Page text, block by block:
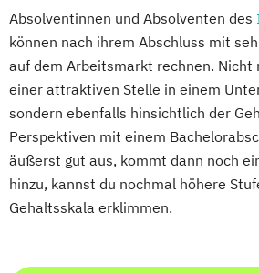
Absolventinnen und Absolventen des
können nach ihrem Abschluss mit
auf dem Arbeitsmarkt rechnen. Nicht
einer attraktiven Stelle in einem
sondern ebenfalls hinsichtlich der
Perspektiven mit einem
äußerst gut aus, kommt dann noch
hinzu, kannst du nochmal höhere
Gehaltsskala erklimmen.